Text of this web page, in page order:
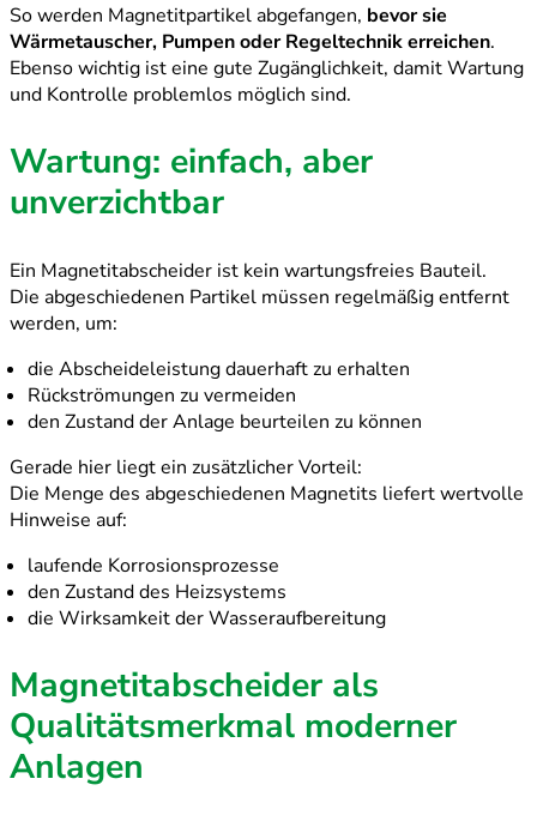
So werden Magnetitpartikel abgefangen, bevor sie
Wärmetauscher, Pumpen oder Regeltechnik erreichen.
Ebenso wichtig ist eine gute Zugänglichkeit, damit Wartung
und Kontrolle problemlos möglich sind.
Wartung: einfach, aber
unverzichtbar
Ein Magnetitabscheider ist kein wartungsfreies Bauteil.
Die abgeschiedenen Partikel müssen regelmäßig entfernt
werden, um:
die Abscheideleistung dauerhaft zu erhalten
Rückströmungen zu vermeiden
den Zustand der Anlage beurteilen zu können
Gerade hier liegt ein zusätzlicher Vorteil:
Die Menge des abgeschiedenen Magnetits liefert wertvolle
Hinweise auf:
laufende Korrosionsprozesse
den Zustand des Heizsystems
die Wirksamkeit der Wasseraufbereitung
Magnetitabscheider als
Qualitätsmerkmal moderner
Anlagen